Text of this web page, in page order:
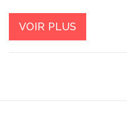
VOIR PLUS